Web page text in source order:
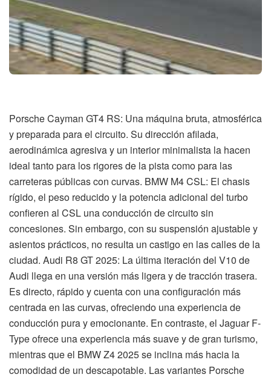
Porsche Cayman GT4 RS: Una máquina bruta, atmosférica
y preparada para el circuito. Su dirección afilada,
aerodinámica agresiva y un interior minimalista la hacen
ideal tanto para los rigores de la pista como para las
carreteras públicas con curvas. BMW M4 CSL: El chasis
rígido, el peso reducido y la potencia adicional del turbo
confieren al CSL una conducción de circuito sin
concesiones. Sin embargo, con su suspensión ajustable y
asientos prácticos, no resulta un castigo en las calles de la
ciudad. Audi R8 GT 2025: La última iteración del V10 de
Audi llega en una versión más ligera y de tracción trasera.
Es directo, rápido y cuenta con una configuración más
centrada en las curvas, ofreciendo una experiencia de
conducción pura y emocionante. En contraste, el Jaguar F-
Type ofrece una experiencia más suave y de gran turismo,
mientras que el BMW Z4 2025 se inclina más hacia la
comodidad de un descapotable. Las variantes Porsche